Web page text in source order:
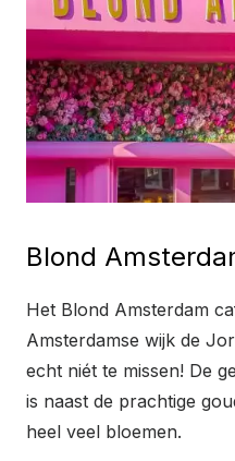
Blond
Het Blond Amsterdam
Amsterdamse wijk de
echt niét te missen! De
is naast de prachtige
heel veel bloemen.